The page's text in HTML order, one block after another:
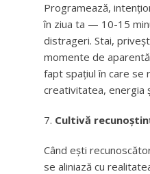
Programează,
în ziua ta — 10-15
distrageri. Stai,
momente de
fapt spațiul în care se
creativitatea, energia
Cultivă
Când ești
se aliniază cu